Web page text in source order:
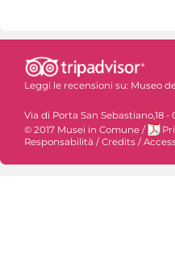
Leggi le recensioni su: Museo
Via di Porta San Sebastiano,18 -
© 2017 Musei in Comune /
Responsabilità /Credits /